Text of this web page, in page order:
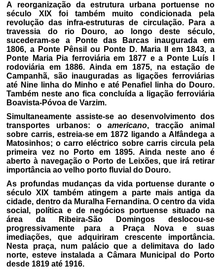
A reorganização da estrutura urbana portuense no
século XIX foi também muito condicionada pela
revolução das infra-estruturas de circulação. Para a
travessia do rio Douro, ao longo deste século,
sucederam-se a Ponte das Barcas inaugurada em
1806, a Ponte Pênsil ou Ponte D. Maria II em 1843, a
Ponte Maria Pia ferroviária em 1877 e a Ponte Luís I
rodoviária em 1886. Ainda em 1875, na estação de
Campanhã, são inauguradas as ligações ferroviárias
até Nine linha do Minho e até Penafiel linha do Douro.
Também neste ano fica concluída a ligação ferroviária
Boavista-Póvoa de Varzim.
Simultaneamente assiste-se ao desenvolvimento dos
transportes urbanos: oamericano, tracção animal
sobre carris, estreia-se em 1872 ligando a Alfândega a
Matosinhos; o carro eléctrico sobre carris circula pela
primeira vez no Porto em 1895. Ainda neste ano é
aberto à navegação o Porto de Leixões, que irá retirar
importância ao velho porto fluvial do Douro.
As profundas mudanças da vida portuense durante o
século XIX também atingem a parte mais antiga da
cidade, dentro da Muralha Fernandina. O centro da vida
social, política e de negócios portuense situado na
área da Ribeira-São Domingos deslocou-se
progressivamente para a Praça Nova e suas
imediações, que adquiriram crescente importância.
Nesta praça, num palácio que a delimitava do lado
norte, esteve instalada a Câmara Municipal do Porto
desde 1819 até 1916.